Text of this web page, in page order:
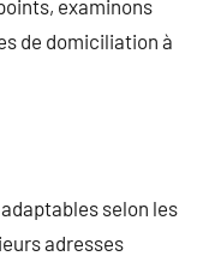
examinons
de domiciliation à
selon les
adresses